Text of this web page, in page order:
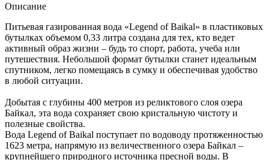
Описание
Питьевая газированная вода «Legend of Baikal» в пластиковых
бутылках объемом 0,33 литра создана для тех, кто ведет
активный образ жизни – будь то спорт, работа, учеба или
путешествия. Небольшой формат бутылки станет идеальным
спутником, легко помещаясь в сумку и обеспечивая удобство
в любой ситуации.
Добытая с глубины 400 метров из реликтового слоя озера
Байкал, эта вода сохраняет свою кристальную чистоту и
полезные свойства.
Вода Legend of Baikal поступает по водоводу протяженностью
1623 метра, напрямую из величественного озера Байкал –
крупнейшего природного источника пресной воды. В